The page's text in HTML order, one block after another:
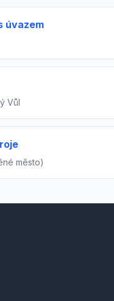
úvazem
Vůl
město)